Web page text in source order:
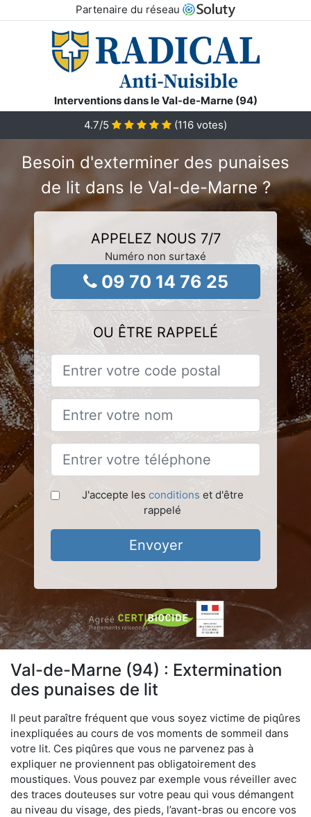
Partenaire du réseau
Interventions dans le Val-de-Marne (94)
4.7/5 (116 votes)
Besoin d'exterminer des punaises
de lit dans le Val-de-Marne ?
APPELEZ NOUS 7/7
Numéro non surtaxé
09 70 14 76 25
OU ÊTRE RAPPELÉ
J'accepte les conditions et d'être
rappelé
Envoyer
Val-de-Marne (94) : Extermination
des punaises de lit
Il peut paraître fréquent que vous soyez victime de piqûres
inexpliquées au cours de vos moments de sommeil dans
votre lit. Ces piqûres que vous ne parvenez pas à
expliquer ne proviennent pas obligatoirement des
moustiques. Vous pouvez par exemple vous réveiller avec
des traces douteuses sur votre peau qui vous démangent
au niveau du visage, des pieds, l’avant-bras ou encore vos